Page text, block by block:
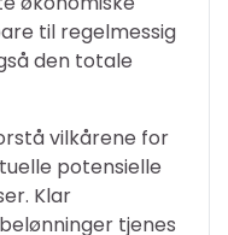
til regelmessig
den totale
vilkårene for
potensielle
Klar
tjenes